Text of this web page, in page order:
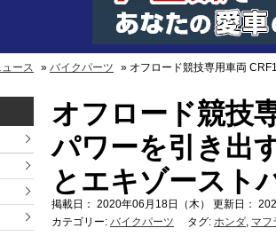
ース バイクパーツ オフロード競技専用車両
オフロード競技
パワーを引き出
とエキゾースト
掲載日： 2020年06月18日（木） 更新日：
カテゴリー: バイクパーツ タグ: ホンダ, マフ